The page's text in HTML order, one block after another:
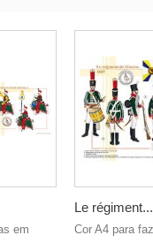
em
Le régiment...
Cor A4 para